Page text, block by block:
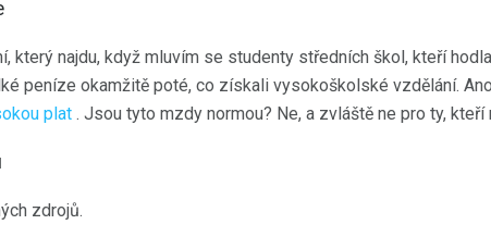
který najdu, když mluvím se studenty středních škol, kteří
peníze okamžitě poté, co získali vysokoškolské vzdělání.
plat . Jsou tyto mzdy normou? Ne, a zvláště ne pro ty, kteří
zdrojů.